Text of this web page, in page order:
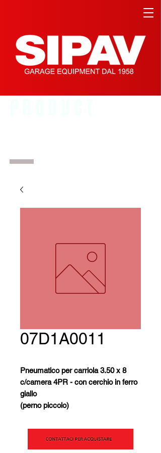
07D1A0011
Pneumatico per carriola 3.50 x 8
c/camera 4PR - con cerchio in ferro
giallo
(perno piccolo)